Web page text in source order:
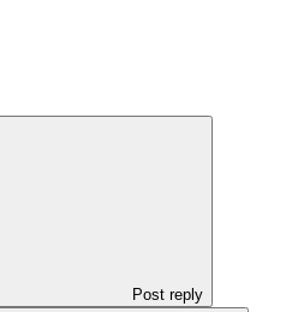
Post reply